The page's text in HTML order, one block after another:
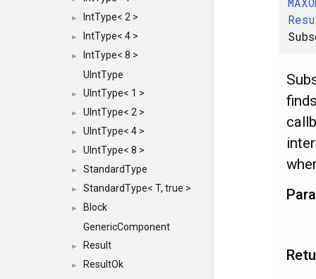
► IntType< 2 >
► IntType< 4 >
►
IntType< 8 >
UIntType
► UIntType< 1 >
► UIntType< 2 >
► UIntType< 4 >
► UIntType< 8 >
► StandardType
► StandardType< T, true >
►
Block
GenericComponent
► Result
►
ResultOk